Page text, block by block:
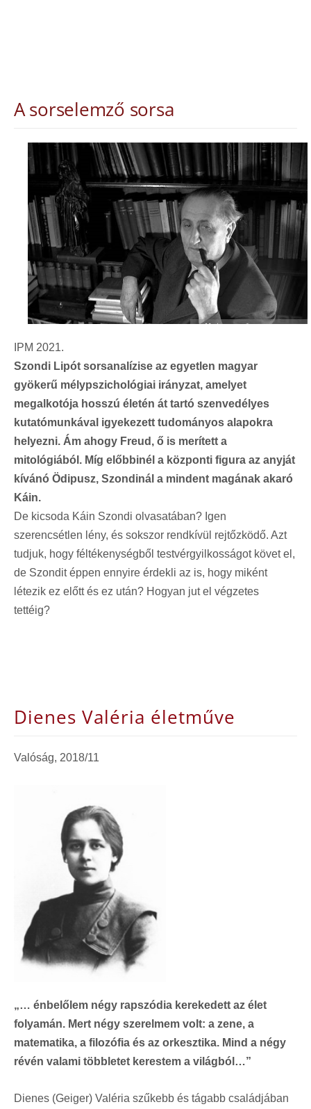
A sorselemző sorsa
IPM 2021.
Szondi Lipót sorsanalízise az egyetlen magyar
gyökerű mélypszichológiai irányzat, amelyet
megalkotója hosszú életén át tartó szenvedélyes
kutatómunkával igyekezett tudományos alapokra
helyezni. Ám ahogy Freud, ő is merített a
mitológiából. Míg előbbinél a központi figura az anyját
kívánó Ödipusz, Szondinál a mindent magának akaró
Káin.
De kicsoda Káin Szondi olvasatában? Igen
szerencsétlen lény, és sokszor rendkívül rejtőzködő. Azt
tudjuk, hogy féltékenységből testvérgyilkosságot követ el,
de Szondit éppen ennyire érdekli az is, hogy miként
létezik ez előtt és ez után? Hogyan jut el végzetes
tettéig?
Dienes Valéria életműve
Valóság, 2018/11
„… énbelőlem négy rapszódia kerekedett az élet
folyamán. Mert négy szerelmem volt: a zene, a
matematika, a filozófia és az orkesztika. Mind a négy
révén valami többletet kerestem a világból…”
Dienes (Geiger) Valéria szűkebb és tágabb családjában